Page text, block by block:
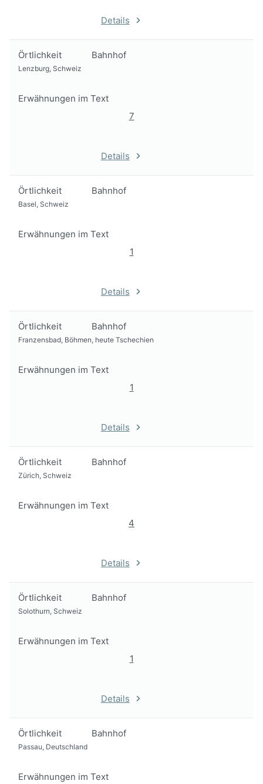
Details
Örtlichkeit Bahnhof
Lenzburg, Schweiz
Erwähnungen im Text
7
Details
Örtlichkeit Bahnhof
Basel, Schweiz
Erwähnungen im Text
1
Details
Örtlichkeit Bahnhof
Franzensbad, Böhmen, heute Tschechien
Erwähnungen im Text
1
Details
Örtlichkeit Bahnhof
Zürich, Schweiz
Erwähnungen im Text
4
Details
Örtlichkeit Bahnhof
Solothurn, Schweiz
Erwähnungen im Text
1
Details
Örtlichkeit Bahnhof
Passau, Deutschland
Erwähnungen im Text